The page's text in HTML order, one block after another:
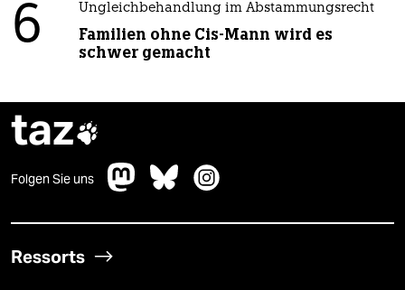
6 Ungleichbehandlung im Abstammungsrecht
Familien ohne Cis-Mann wird es
schwer gemacht
taz
Folgen Sie uns
Ressorts